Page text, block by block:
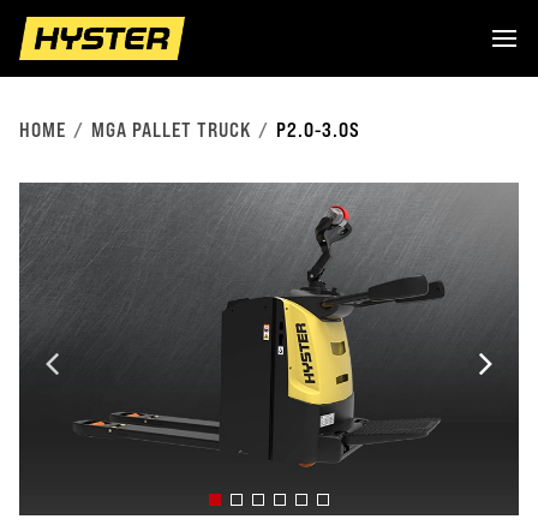
HOME MGA PALLET TRUCK P2.0-3.0S